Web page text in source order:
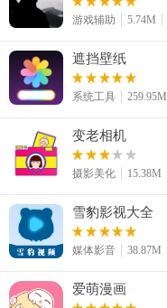
游戏辅助 5.74M
遮挡壁纸
系统工具 259.95M
变老相机
摄影美化 15.38M
雪豹影视大全
媒体影音 38.87M
爱萌漫画